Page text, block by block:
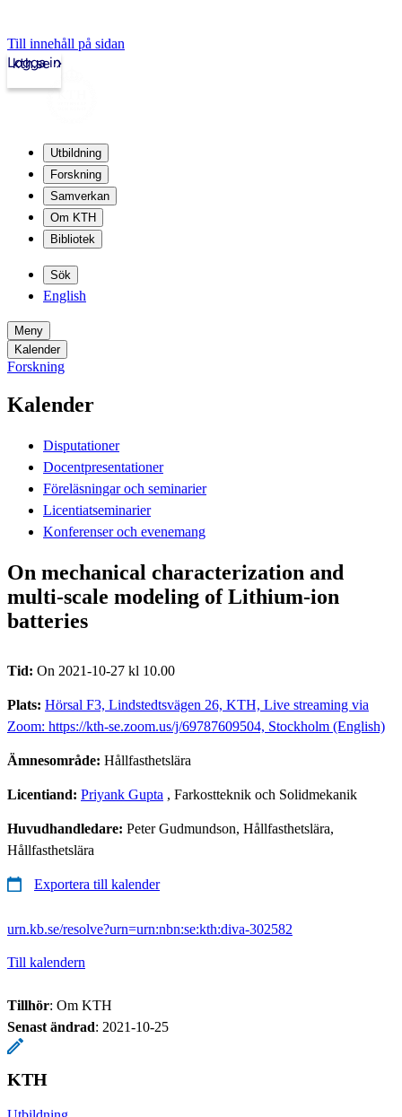
Till innehåll på sidan
kth.se
Logga in
Utbildning
Forskning
Samverkan
Om KTH
Bibliotek
Sök
English
Meny
Kalender
Forskning
Kalender
Disputationer
Docentpresentationer
Föreläsningar och seminarier
Licentiatseminarier
Konferenser och evenemang
On mechanical characterization and
multi-scale modeling of Lithium-ion
batteries
Tid: On 2021-10-27 kl 10.00
Plats: Hörsal F3, Lindstedtsvägen 26, KTH, Live streaming via
Zoom: https://kth-se.zoom.us/j/69787609504, Stockholm (English)
Ämnesområde: Hållfasthetslära
Licentiand: Priyank Gupta , Farkostteknik och Solidmekanik
Huvudhandledare: Peter Gudmundson, Hållfasthetslära,
Hållfasthetslära
Exportera till kalender
urn.kb.se/resolve?urn=urn:nbn:se:kth:diva-302582
Till kalendern
Tillhör: Om KTH
Senast ändrad: 2021-10-25
KTH